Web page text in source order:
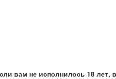
вам не исполнилось 18 лет,